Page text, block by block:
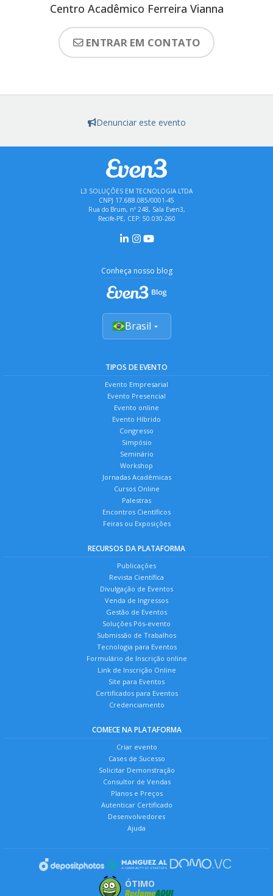
Centro Acadêmico Ferreira Vianna
ENTRAR EM CONTATO
Denunciar este evento
L3 SOLUÇÕES EM TECNOLOGIA LTDA
CNPJ 17.688.085/0001-45
Rua do Brum, nº 248, Sala Even3,
Recife-PE, CEP: 50.030-260
Conheça nosso blog
Brasil
TIPOS DE EVENTO
Evento Empresarial
Evento Presencial
Evento online
Evento Híbrido
Congresso
Simpósio
Seminário
Workshop
Jornadas Acadêmicas
Cursos Online
Palestras
Encontros Científicos
Feiras ou Exposições
RECURSOS DA PLATAFORMA
Publicações
Revista Científica
Divulgação de Eventos
Venda de Ingressos
Gestão de Eventos
Soluções Pós-evento
Submissão de Trabalhos
Tecnologia para Eventos
Formulário de Inscrição online
Link de Inscrição Online
Site para Eventos
Certificados para Eventos
Credenciamento
COMECE NA PLATAFORMA
Criar evento
Cases de Sucesso
Solicitar Demonstração
Consultor de Vendas
Planos e Preços
Autenticar Certificado
Desenvolvedores
Ajuda
ÓTIMO